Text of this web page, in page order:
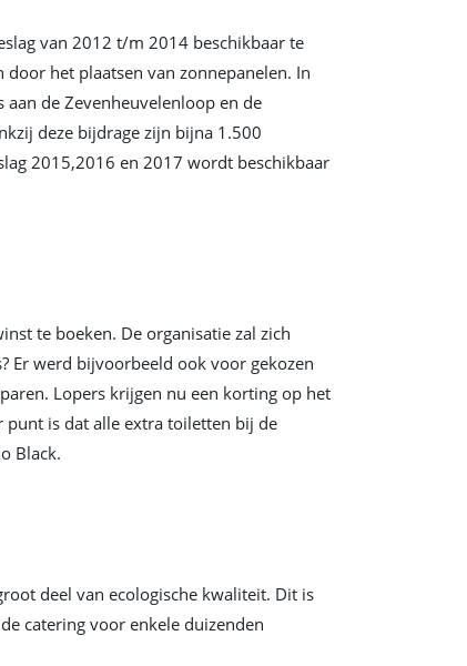
van 2012 t/m 2014 beschikbaar te
het plaatsen van zonnepanelen. In
de Zevenheuvelenloop en de
deze bijdrage zijn bijna 1.500
2015,2016 en 2017 wordt beschikbaar
te boeken. De organisatie zal zich
Er werd bijvoorbeeld ook voor gekozen
Lopers krijgen nu een korting op het
punt is dat alle extra toiletten bij de
Black.
deel van ecologische kwaliteit. Dit is
catering voor enkele duizenden